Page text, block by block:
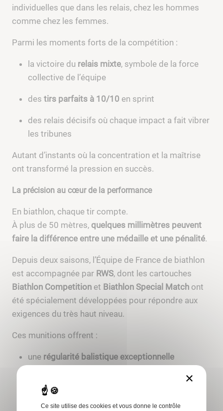
individuelles que dans les relais, chez les hommes
comme chez les femmes.
Parmi les moments forts de la compétition :
la victoire du relais mixte, symbole de la force
collective de l’équipe
des tirs parfaits à 10/10 en sprint
des relais décisifs où chaque impact a fait vibrer
les tribunes
Autant d’instants où la concentration et la maîtrise
ont transformé la pression en succès.
La précision au cœur de la performance
En biathlon, chaque tir compte.
À plus de 50 mètres, quelques millimètres peuvent
faire la différence entre une médaille et une pénalité.
Depuis deux saisons, l’Équipe de France de biathlon
est accompagnée par RWS, dont les cartouches
Biathlon Competition et Biathlon Special Match ont
été spécialement développées pour répondre aux
exigences du très haut niveau.
Ces munitions offrent :
une régularité balistique exceptionnelle
tolérances de fabrication extrêmement
précises
×
Ce site utilise des cookies et vous donne le contrôle